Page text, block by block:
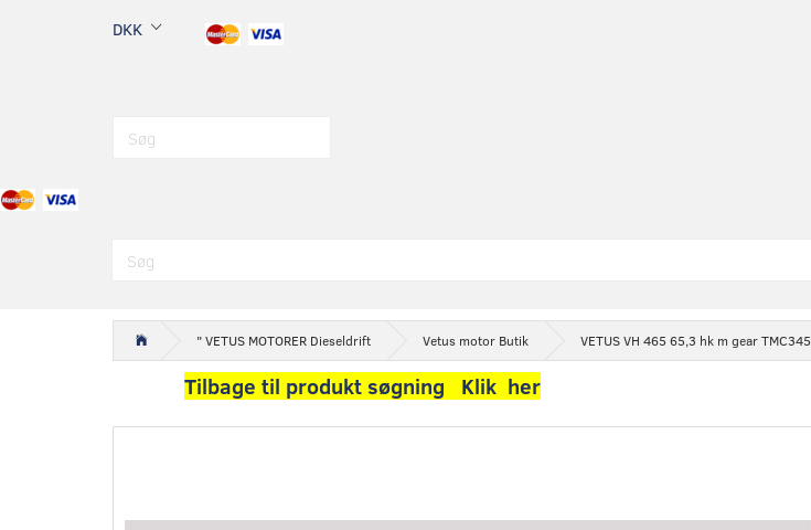
DKK
" VETUS MOTORER Dieseldrift Vetus motor Butik VETUS VH 465 65,3 hk m gear TMC345
Tilbage til produkt søgning Klik her